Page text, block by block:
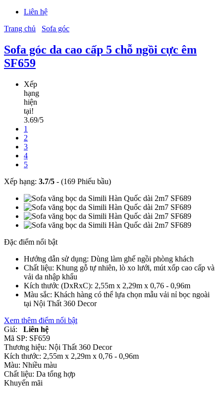
Liên hệ
Trang chủ
Sofa góc
Sofa góc da cao cấp 5 chỗ ngồi cực êm
SF659
Xếp
hạng
hiện
tại!
3.69/5
1
2
3
4
5
Xếp hạng: 3.7/5 - (169 Phiếu bầu)
Đặc điểm nổi bật
Hướng dẫn sử dụng: Dùng làm ghế ngồi phòng khách
Chất liệu: Khung gỗ tự nhiên, lò xo lưới, mút xốp cao cấp và
vải da nhập khẩu
Kích thước (DxRxC): 2,55m x 2,29m x 0,76 - 0,96m
Màu sắc: Khách hàng có thể lựa chọn mẫu vải nỉ bọc ngoài
tại Nội Thất 360 Decor
Xem thêm điểm nổi bật
Giá:
Liên hệ
Mã SP: SF659
Thương hiệu: Nội Thất 360 Decor
Kích thước: 2,55m x 2,29m x 0,76 - 0,96m
Màu: Nhiều màu
Chất liệu: Da tổng hợp
Khuyến mãi